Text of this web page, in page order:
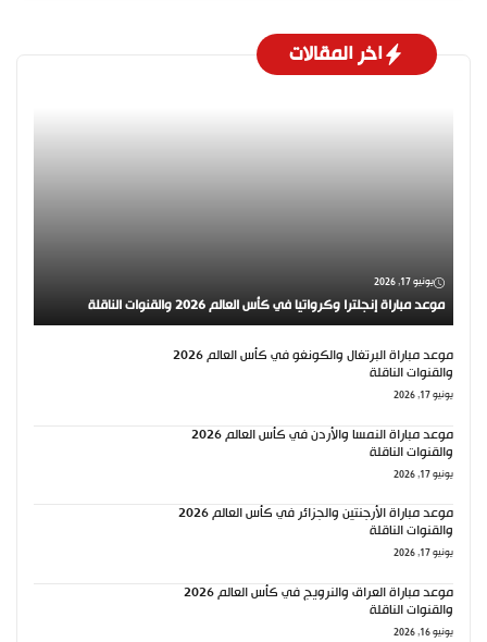
اخر المقالات
يونيو 17, 2026
موعد مباراة إنجلترا وكرواتيا في كأس العالم 2026 والقنوات الناقلة
موعد مباراة البرتغال والكونغو في كأس العالم 2026
والقنوات الناقلة
يونيو 17, 2026
موعد مباراة النمسا والأردن في كأس العالم 2026
والقنوات الناقلة
يونيو 17, 2026
موعد مباراة الأرجنتين والجزائر في كأس العالم 2026
والقنوات الناقلة
يونيو 17, 2026
موعد مباراة العراق والنرويج في كأس العالم 2026
والقنوات الناقلة
يونيو 16, 2026